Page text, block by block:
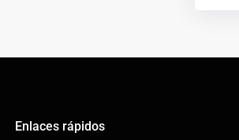
Enlaces rápidos